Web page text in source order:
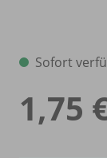
Sofort
1,75